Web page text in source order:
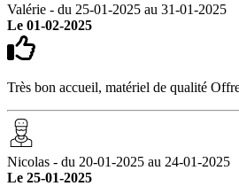
Valérie - du 25-01-2025 au 31-01-2025
Le 01-02-2025
Très bon accueil, matériel de qualité
Nicolas - du 20-01-2025 au 24-01-2025
Le 25-01-2025